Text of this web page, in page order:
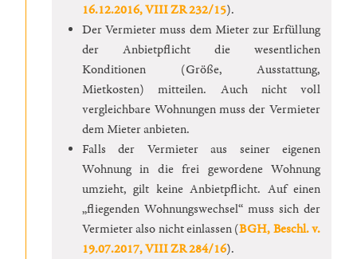
16.12.2016, VIII ZR 232/15).
Der Vermieter muss dem Mieter zur Erfüllung
der Anbietpflicht die wesentlichen
Konditionen (Größe, Ausstattung,
Mietkosten) mitteilen. Auch nicht voll
vergleichbare Wohnungen muss der Vermieter
dem Mieter anbieten.
Falls der Vermieter aus seiner eigenen
Wohnung in die frei gewordene Wohnung
umzieht, gilt keine Anbietpflicht. Auf einen
„fliegenden Wohnungswechsel“ muss sich der
Vermieter also nicht einlassen (BGH, Beschl. v.
19.07.2017, VIII ZR 284/16).